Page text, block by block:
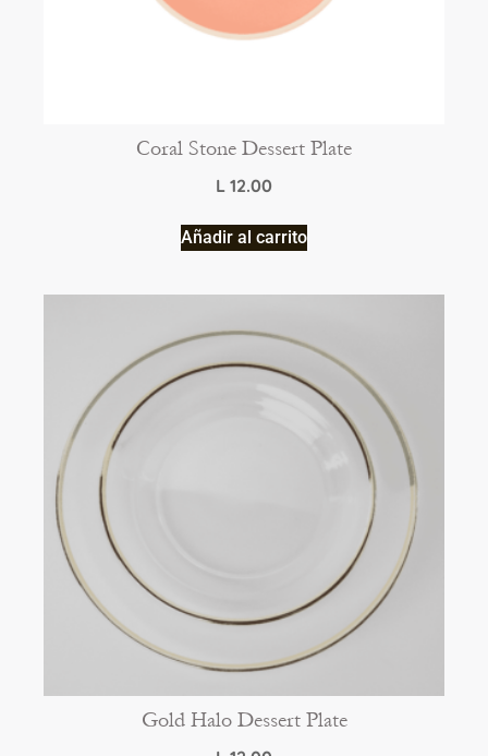
Coral Stone Dessert Plate
L 12.00
Añadir al carrito
Gold Halo Dessert Plate